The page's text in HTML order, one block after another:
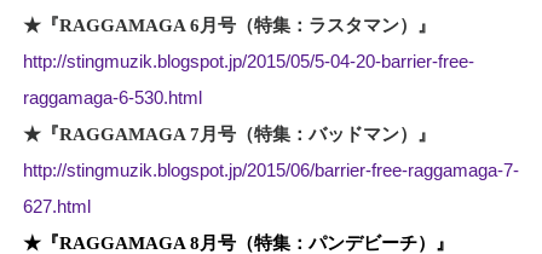
★『RAGGAMAGA 6 月号（特集：ラスタマン）』
http://stingmuzik.blogspot.jp/2015/05/5-04-20-barrier-free-
raggamaga-6-530.html
★『RAGGAMAGA 7 月号（特集：バッドマン）』
http://stingmuzik.blogspot.jp/2015/06/barrier-free-raggamaga-7-
627.html
★『RAGGAMAGA 8 月号（特集：パンデビーチ）』